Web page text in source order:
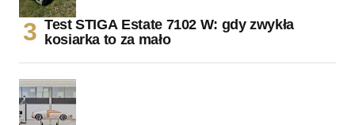
Test STIGA Estate 7102 W: gdy zwykła
kosiarka to za mało